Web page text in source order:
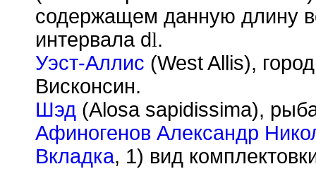
содержащем данную длину
интервала dl.
Уэст-Аллис (West Allis),
Висконсин.
Шэд (Alosa sapidissima),
Афиногенов Александр
Вкладка, 1) вид